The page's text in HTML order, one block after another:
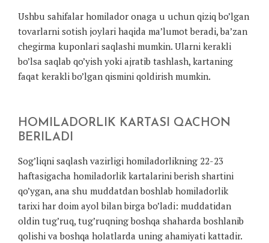
Ushbu sahifalar homilador onaga u uchun qiziq bo’lgan
tovarlarni sotish joylari haqida ma’lumot beradi, ba’zan
chegirma kuponlari saqlashi mumkin. Ularni kerakli
bo’lsa saqlab qo’yish yoki ajratib tashlash, kartaning
faqat kerakli bo’lgan qismini qoldirish mumkin.
HOMILADORLIK KARTASI QACHON
BERILADI
Sog’liqni saqlash vazirligi homiladorlikning 22-23
haftasigacha homiladorlik kartalarini berish shartini
qo’ygan, ana shu muddatdan boshlab homiladorlik
tarixi har doim ayol bilan birga bo’ladi: muddatidan
oldin tug’ruq, tug’ruqning boshqa shaharda boshlanib
qolishi va boshqa holatlarda uning ahamiyati kattadir.